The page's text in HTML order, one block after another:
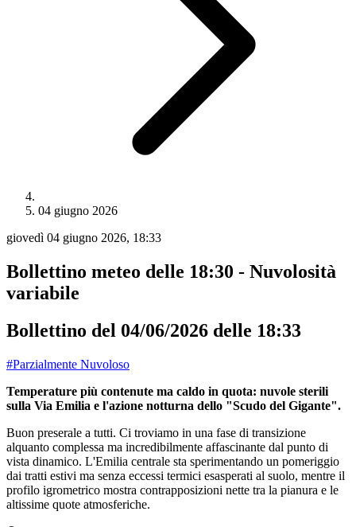
04 giugno 2026
giovedì 04 giugno 2026, 18:33
Bollettino meteo delle 18:30 - Nuvolosità
variabile
Bollettino del 04/06/2026 delle 18:33
#Parzialmente Nuvoloso
Temperature più contenute ma caldo in quota: nuvole sterili
sulla Via Emilia e l'azione notturna dello "Scudo del Gigante".
Buon preserale a tutti. Ci troviamo in una fase di transizione
alquanto complessa ma incredibilmente affascinante dal punto di
vista dinamico. L'Emilia centrale sta sperimentando un pomeriggio
dai tratti estivi ma senza eccessi termici esasperati al suolo, mentre il
profilo igrometrico mostra contrapposizioni nette tra la pianura e le
altissime quote atmosferiche.